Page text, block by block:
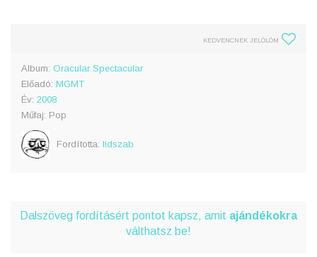
KEDVENCNEK JELÖLÖM
Album: Oracular Spectacular
Előadó: MGMT
Év: 2008
Műfaj: Pop
Fordította: lidszab
Dalszöveg fordításért pontot kapsz, amit ajándékokra
válthatsz be!